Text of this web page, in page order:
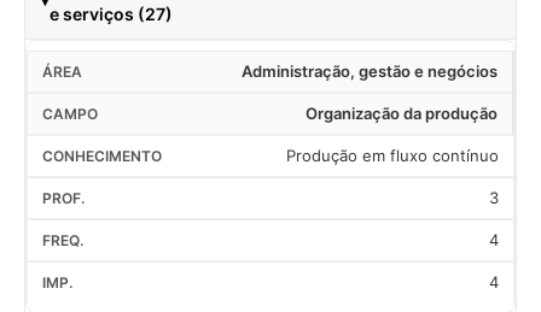
e serviços (27)
Administração, gestão e negócios
Organização da produção
Produção em fluxo contínuo
3
4
4